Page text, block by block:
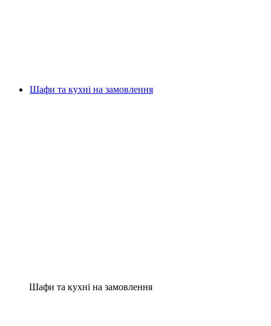
Шафи та кухні на замовлення
Шафи та кухні на замовлення